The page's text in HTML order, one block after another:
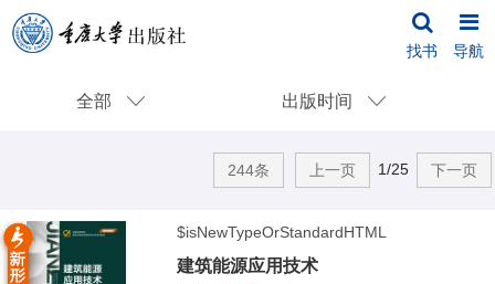
找书 导航
全部 出版时间
244条 上一页 1/25 下一页
$isNewTypeOrStandardHTML
建筑能源应用技术